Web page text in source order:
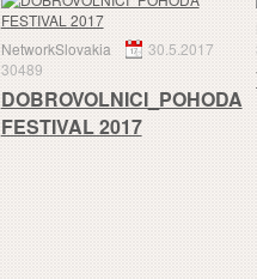
NetworkSlovakia
30.5.2017
30489
DOBROVOLNICI_POHODA
FESTIVAL 2017